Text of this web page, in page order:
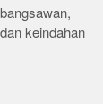
keindahan